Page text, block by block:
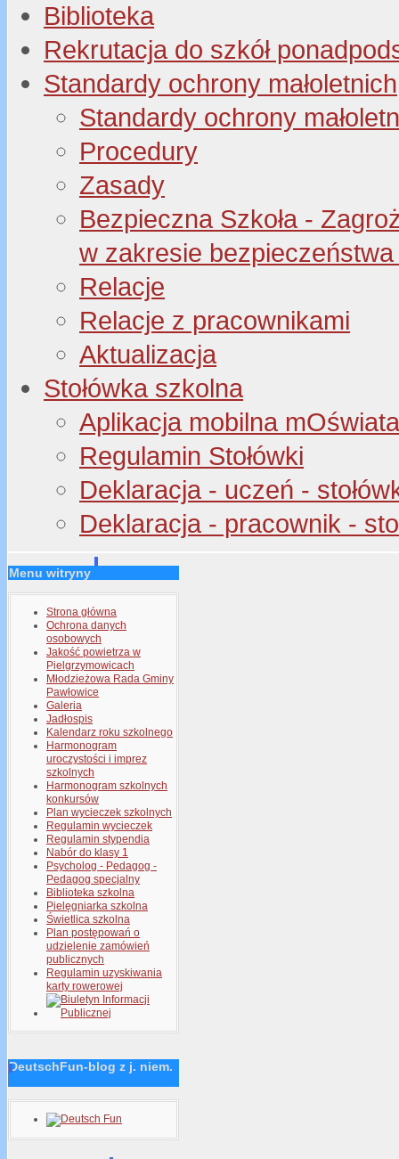
Biblioteka
Rekrutacja do szkół
Standardy ochrony małoletnich
Standardy ochrony
Procedury
Zasady
Bezpieczna Szkoła -
w zakresie
Relacje
Relacje z pracownikami
Aktualizacja
Stołówka szkolna
Aplikacja mobilna
Regulamin Stołówki
Deklaracja - uczeń -
Deklaracja - pracownik -
Menu witryny
Strona główna
Ochrona danych
osobowych
Jakość powietrza w
Pielgrzymowicach
Młodzieżowa Rada Gminy
Pawłowice
Galeria
Jadłospis
Kalendarz roku szkolnego
Harmonogram
uroczystości i imprez
szkolnych
Harmonogram szkolnych
konkursów
Plan wycieczek szkolnych
Regulamin wycieczek
Regulamin stypendia
Nabór do klasy 1
Psycholog - Pedagog -
Pedagog specjalny
Biblioteka szkolna
Pielęgniarka szkolna
Świetlica szkolna
Plan postępowań o
udzielenie zamówień
publicznych
Regulamin uzyskiwania
karty rowerowej
DeutschFun-blog z j. niem.